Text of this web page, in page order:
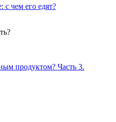
с чем его едят?
продуктом? Часть 3.